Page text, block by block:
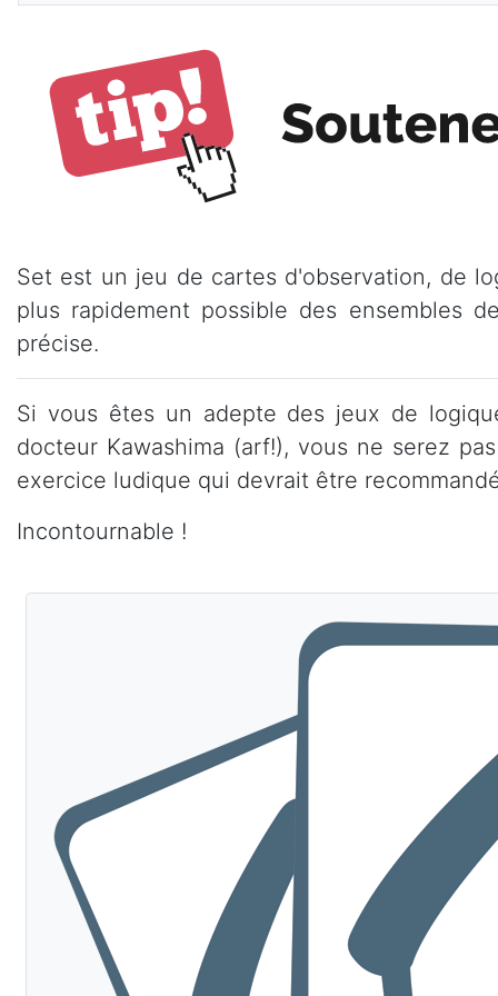
Set est un jeu de cartes d'observation, de
plus rapidement possible des ensembles
précise.
Si vous êtes un adepte des jeux de
docteur Kawashima (arf!), vous ne serez
exercice ludique qui devrait être
Incontournable !